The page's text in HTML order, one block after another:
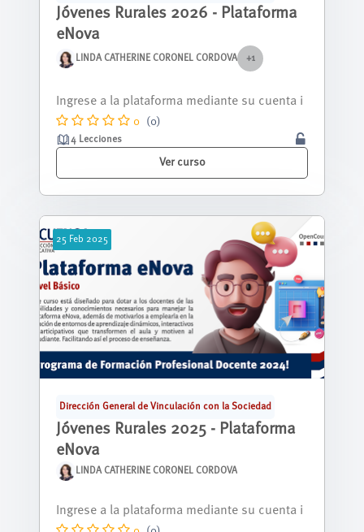
Jóvenes Rurales 2026 - Plataforma
eNova
LINDA CATHERINE CORONEL CORDOVA +1
as que estás a punto de descubrir una...
0 (0)
4 Lecciones
Ver curso
25 Feb 2025
Dirección General de Vinculación con la Sociedad
Jóvenes Rurales 2025 - Plataforma
eNova
LINDA CATHERINE CORONEL CORDOVA
as que estás a punto de descubrir una...